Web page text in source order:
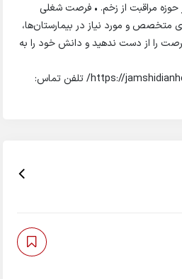
حوزه مراقبت از زخم. • فرصت شغلی
متخصص و مورد نیاز در بیمارستان‌ها،
را از دست ندهید و دانش خود را به
https://jamshidianhealth.com/product/wound/ تلفن تماس: